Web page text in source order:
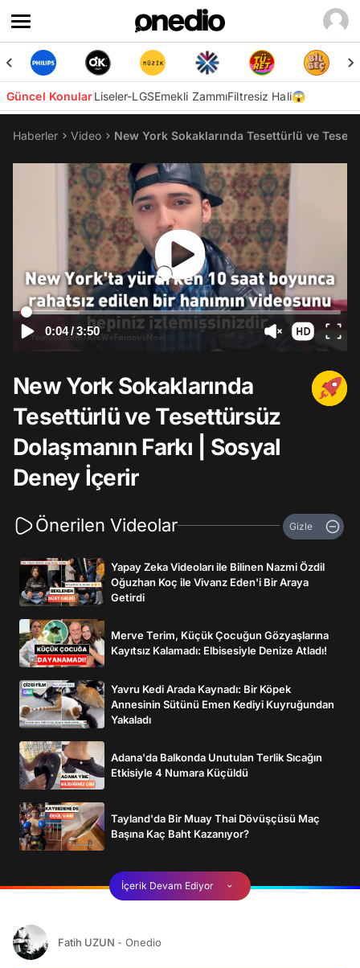
Güncel KonularLiseler-LGSEmekli ZammıFiltresiz Hali😱
Haberler Video New York Sokaklarında Tesettürlü ve
0:04/3:50
New York Sokaklarında
Tesettürlü ve Tesettürsüz
Dolaşmanın Farkı | Sosyal
Deney İçerir
Önerilen Videolar Gizle
Yapay Zeka Videoları ile Bilinen Nazmi Özdil
Oğuzhan Koç ile Vivanz Eden'i Bir Araya
Getirdi
Merve Terim, Küçük Çocuğun Gözyaşlarına
Kayıtsız Kalamadı: Elbisesiyle Denize Atladı!
Yavru Kedi Arada Kaynadı: Bir Köpek
Annesinin Sütünü Emen Kediyi Kuyruğundan
Yakaladı
Adana'da Balkonda Unutulan Terlik Sıcağın
Etkisiyle 4 Numara Küçüldü
Tayland'da Bir Muay Thai Dövüşçüsü Maç
Başına Kaç Baht Kazanıyor?
İçerik Devam Ediyor
Fatih UZUN - Onedio